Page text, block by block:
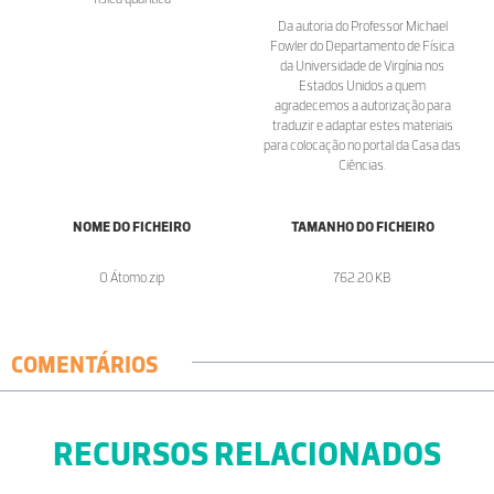
Da autoria do Professor Michael
Fowler do Departamento de Física
da Universidade de Virgínia nos
Estados Unidos a quem
agradecemos a autorização para
traduzir e adaptar estes materiais
para colocação no portal da Casa das
Ciências.
NOME DO FICHEIRO
O Átomo.zip
TAMANHO DO FICHEIRO
762.20 KB
COMENTÁRIOS
RECURSOS RELACIONADOS